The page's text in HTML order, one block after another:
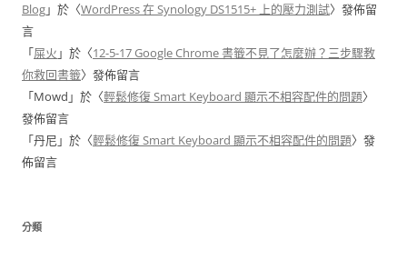
Blog」於〈WordPress 在 Synology DS1515+ 上的壓力測試〉發佈留
言
「屎火 」於〈12-5-17 Google Chrome 書籤不見了怎麼辦？三步驟教
你救回書籤〉發佈留言
「Mowd 」於〈輕鬆修復 Smart Keyboard 顯示不相容配件的問題〉
發佈留言
「丹尼」於〈輕鬆修復 Smart Keyboard 顯示不相容配件的問題〉發
佈留言
分類